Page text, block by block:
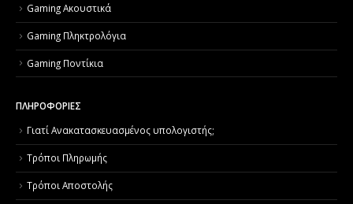
Gaming Ακουστικά
Gaming Πληκτρολόγια
Gaming Ποντίκια
ΠΛΗΡΟΦΟΡΙΕΣ
Γιατί Aνακατασκευασμένος υπολογιστής;
Τρόποι Πληρωμής
Τρόποι Αποστολής